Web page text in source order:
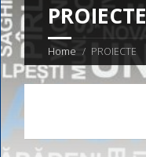
PROIECTE
Home PROIECTE